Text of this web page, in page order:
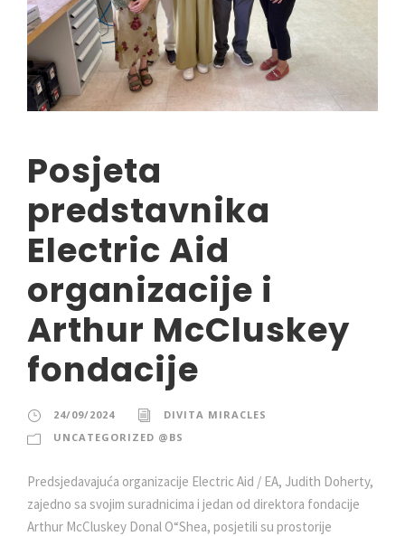
Posjeta
predstavnika
Electric Aid
organizacije i
Arthur McCluskey
fondacije
24/09/2024
DIVITA MIRACLES
UNCATEGORIZED @BS
Predsjedavajuća organizacije Electric Aid / EA, Judith Doherty,
zajedno sa svojim suradnicima i jedan od direktora fondacije
Arthur McCluskey Donal O“Shea, posjetili su prostorije